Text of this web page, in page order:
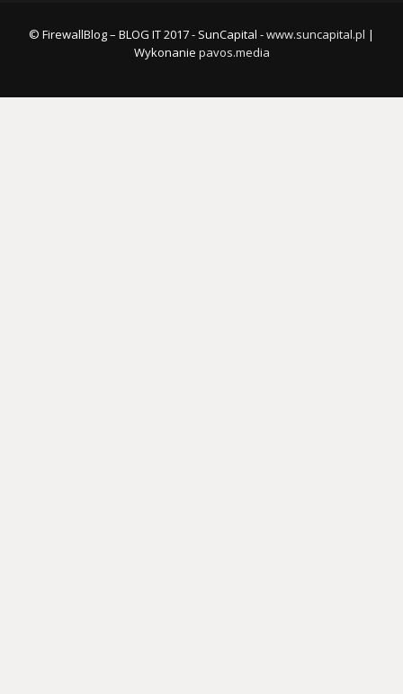
© FirewallBlog – BLOG IT 2017 - SunCapital -www.suncapital.pl |
Wykonanie pavos.media